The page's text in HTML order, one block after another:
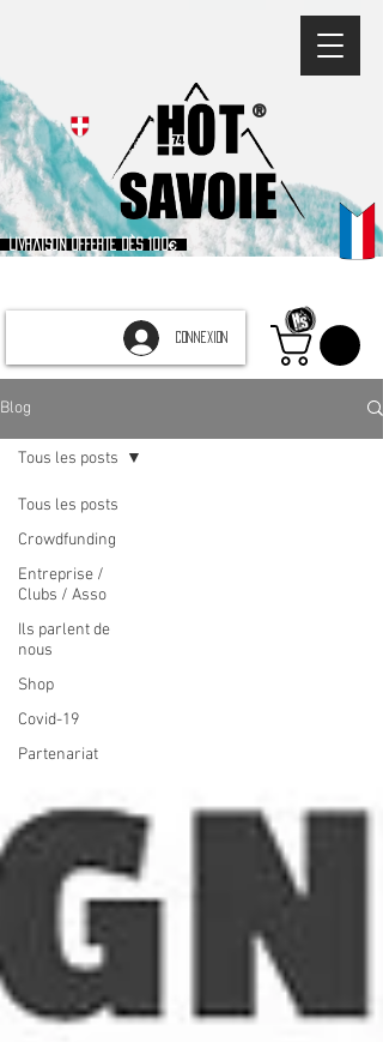
®
Livraison offerte dès 100€
CONNEXION
Blog
Tous les posts
Crowdfunding
Entreprise /
Clubs / Asso
Ils parlent de
nous
Shop
Covid-19
Partenariat
Tous les posts